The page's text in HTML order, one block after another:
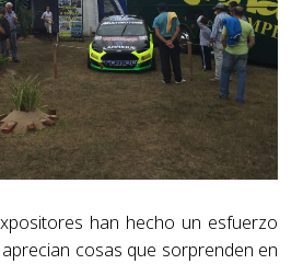
han hecho un esfuerzo
cosas que sorprenden en